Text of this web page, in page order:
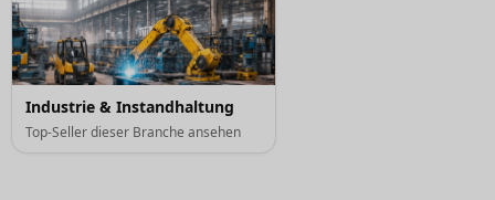
Industrie & Instandhaltung
Top-Seller dieser Branche ansehen